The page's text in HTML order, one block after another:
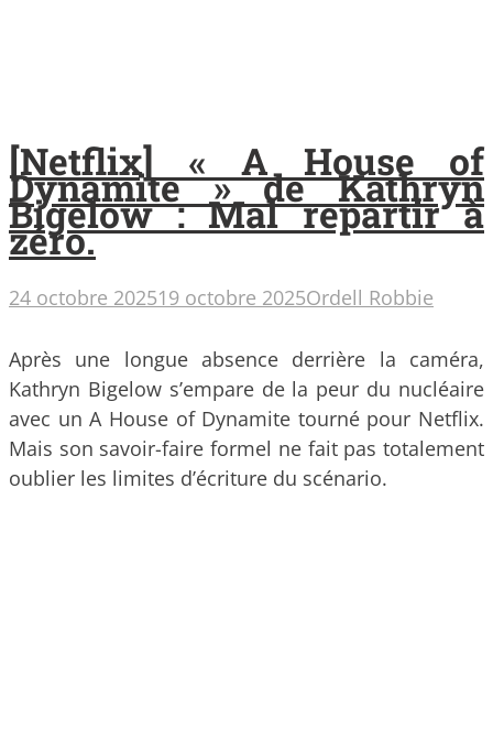
[Netflix] « A House of
Dynamite » de Kathryn
Bigelow : Mal repartir à
zéro.
24 octobre 202519 octobre 2025Ordell Robbie
Après une longue absence derrière la caméra,
Kathryn Bigelow s’empare de la peur du nucléaire
avec un A House of Dynamite tourné pour Netflix.
Mais son savoir-faire formel ne fait pas totalement
oublier les limites d’écriture du scénario.